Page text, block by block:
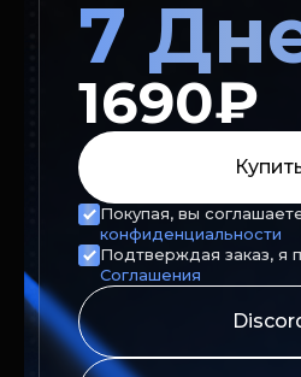
7
1690₽
Покупая, вы
конфиденциальности
Подтверждая заказ, я
Соглашения